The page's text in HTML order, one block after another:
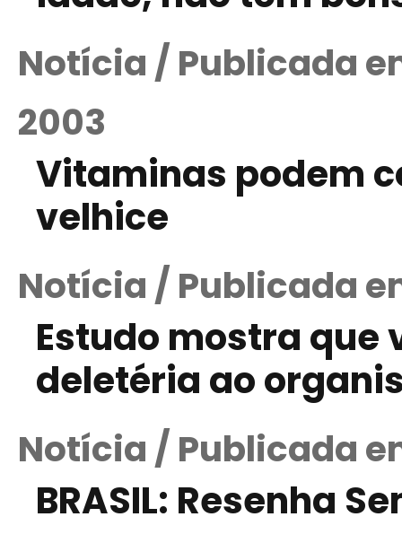
Notícia / Publicada
2003
Vitaminas podem
velhice
Notícia / Publicada
Estudo mostra que
deletéria ao
Notícia / Publicada
BRASIL: Resenha